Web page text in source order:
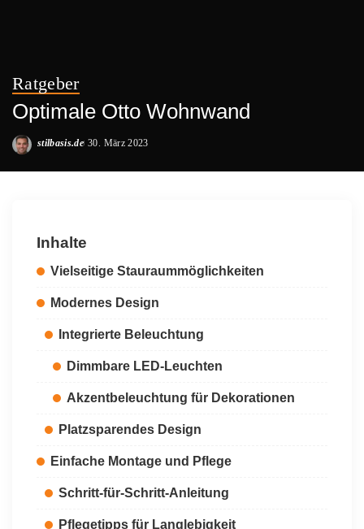
Ratgeber
Optimale Otto Wohnwand
Posted
stilbasis.de 30. März 2023
Inhalte
Vielseitige Stauraummöglichkeiten
Modernes Design
Integrierte Beleuchtung
Dimmbare LED-Leuchten
Akzentbeleuchtung für Dekorationen
Platzsparendes Design
Einfache Montage und Pflege
Schritt-für-Schritt-Anleitung
Pflegetipps für Langlebigkeit